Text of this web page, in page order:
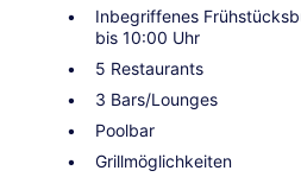
Inbegriffenes
bis 10:00 Uhr
5 Restaurants
3 Bars/Lounges
Poolbar
Grillmöglichkeiten